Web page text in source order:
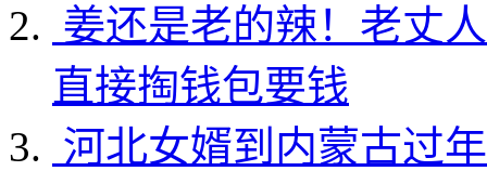
姜还是老的辣！老丈
直接掏钱包要钱
河北女婿到内蒙古过